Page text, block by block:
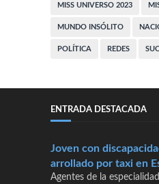
MISS UNIVERSO 2023
MUNDO INSÓLITO
POLÍTICA REDES
ENTRADA DESTACADA
Joven con
arrollado por taxi en
Agentes de la